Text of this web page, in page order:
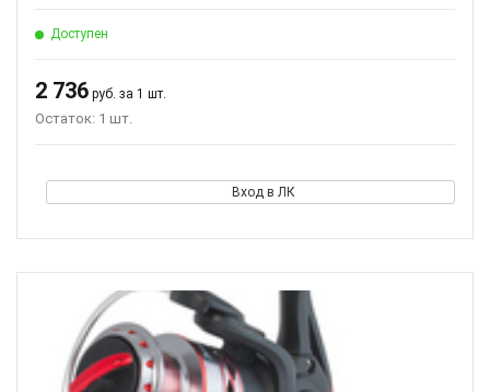
Доступен
2 736 руб. за 1 шт.
Остаток: 1 шт.
Вход в ЛК